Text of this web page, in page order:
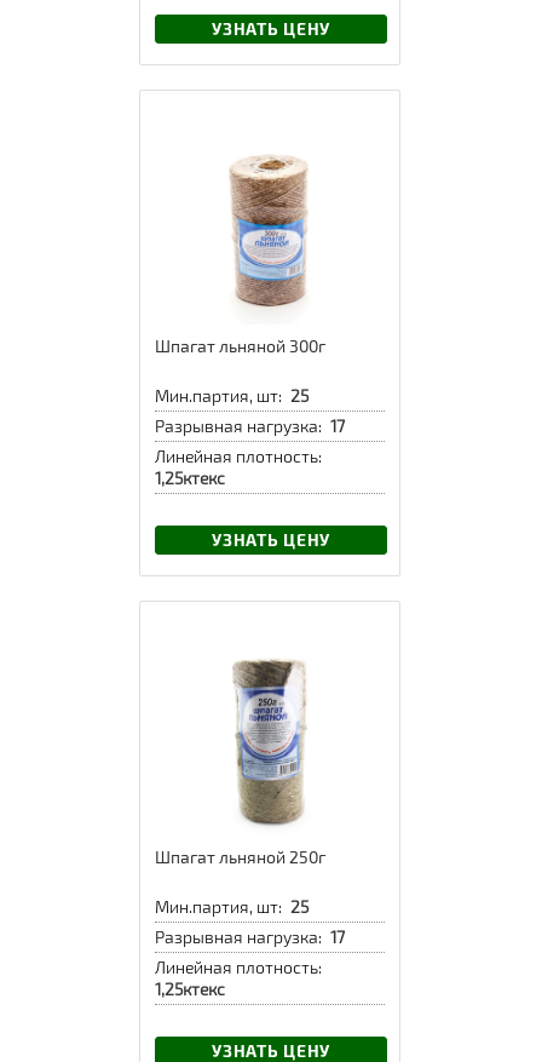
УЗНАТЬ ЦЕНУ
Шпагат льняной 300г
Мин.партия, шт: 25
Разрывная нагрузка: 17
Линейная плотность:
1,25ктекс
УЗНАТЬ ЦЕНУ
Шпагат льняной 250г
Мин.партия, шт: 25
Разрывная нагрузка: 17
Линейная плотность:
1,25ктекс
УЗНАТЬ ЦЕНУ